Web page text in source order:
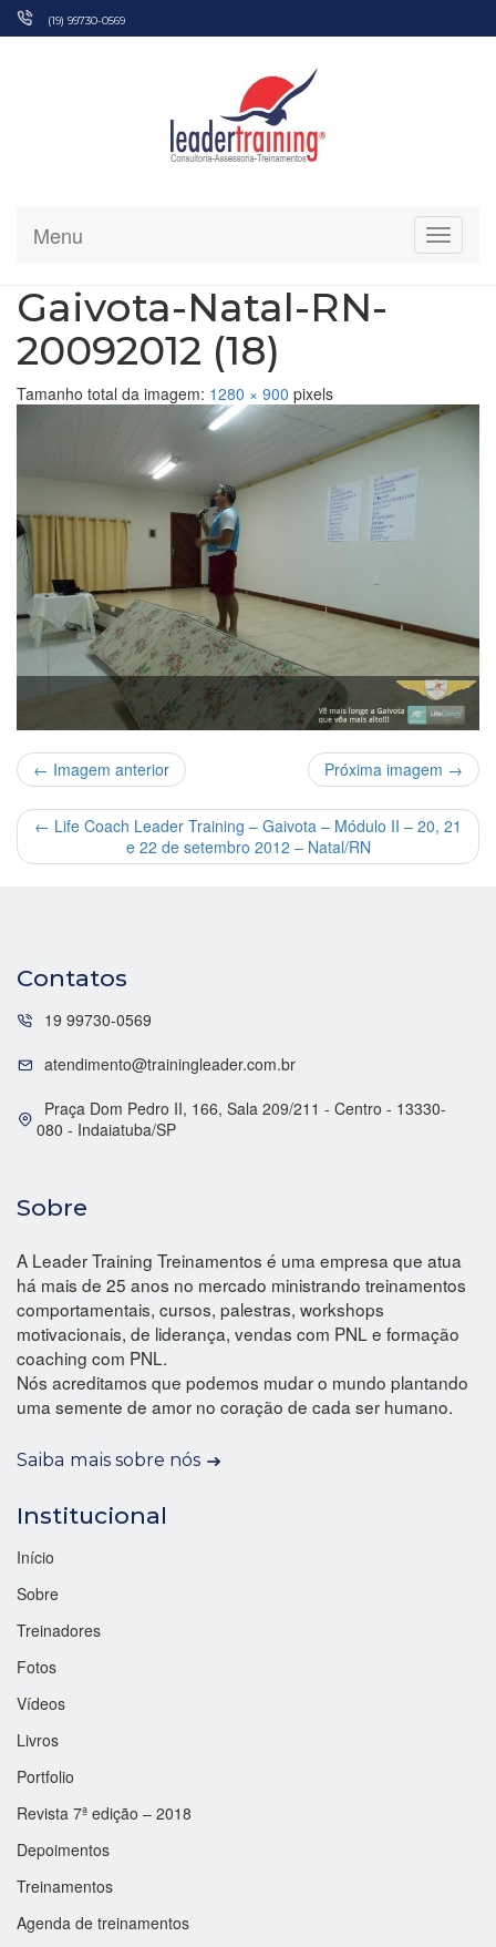
Pular
(19) 99730-0569
Menu
Gaivota-Natal-RN-
20092012 (18)
Tamanho total da imagem: 1280 × 900 pixels
← Imagem anterior Próxima imagem →
← Life Coach Leader Training – Gaivota – Módulo II – 20, 21
e 22 de setembro 2012 – Natal/RN
Contatos
19 99730-0569
atendimento@trainingleader.com.br
Praça Dom Pedro II, 166, Sala 209/211 - Centro - 13330-
080 - Indaiatuba/SP
Sobre
A Leader Training Treinamentos é uma empresa que atua
há mais de 25 anos no mercado ministrando treinamentos
comportamentais, cursos, palestras, workshops
motivacionais, de liderança, vendas com PNL e formação
coaching com PNL.
Nós acreditamos que podemos mudar o mundo plantando
uma semente de amor no coração de cada ser humano.
Saiba mais sobre nós
Institucional
Início
Sobre
Treinadores
Fotos
Vídeos
Livros
Portfolio
Revista 7ª edição – 2018
Depoimentos
Treinamentos
Agenda de treinamentos